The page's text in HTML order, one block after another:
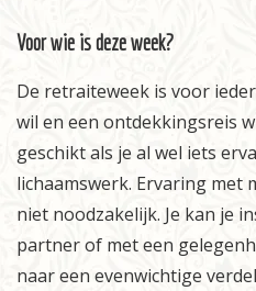
Voor wie is deze week?
De retraiteweek is voor
wil en een ontdekkingsreis
geschikt als je al wel iets
lichaamswerk. Ervaring met
niet noodzakelijk. Je kan je
partner of met een
naar een evenwichtige